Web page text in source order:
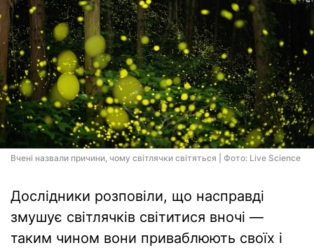
Вчені назвали причини, чому світлячки світяться | Фото: Live Science
Дослідники розповіли, що насправді
змушує світлячків світитися вночі —
таким чином вони приваблюють своїх і